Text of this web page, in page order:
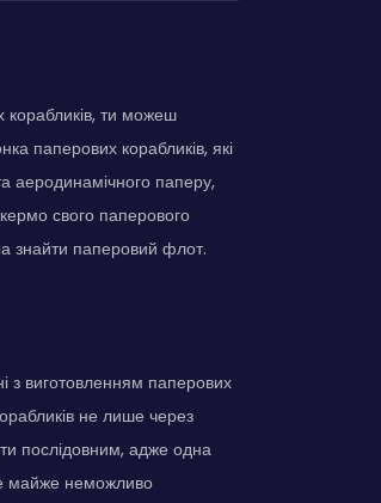
корабликів, ти можеш
паперових корабликів, які
аеродинамічного паперу,
кермо свого паперового
знайти паперовий флот.
з виготовленням паперових
не лише через
послідовним, адже одна
майже неможливо